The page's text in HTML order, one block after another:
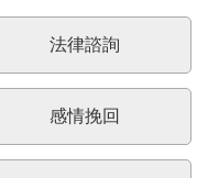
法律諮詢
感情挽回